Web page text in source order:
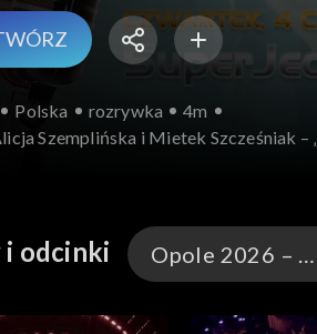
Polska rozrywka
4m
Szemplińska i Mietek Szcześniak
i odcinki Opole 2026 – występy
Opole 2026